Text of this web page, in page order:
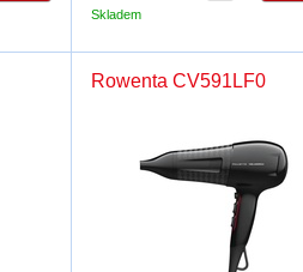
Skladem
Rowenta CV591LF0